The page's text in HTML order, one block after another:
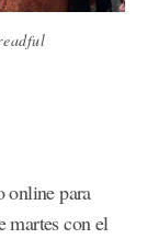
online para
martes con el